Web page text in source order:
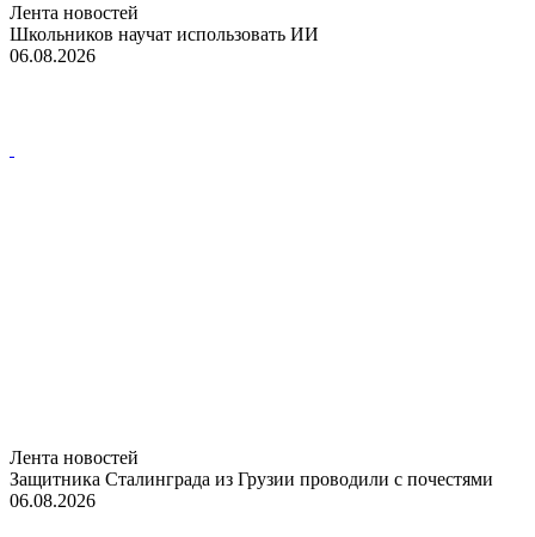
Лента новостей
Школьников научат использовать ИИ
06.08.2026
Лента новостей
Защитника Сталинграда из Грузии проводили с почестями
06.08.2026